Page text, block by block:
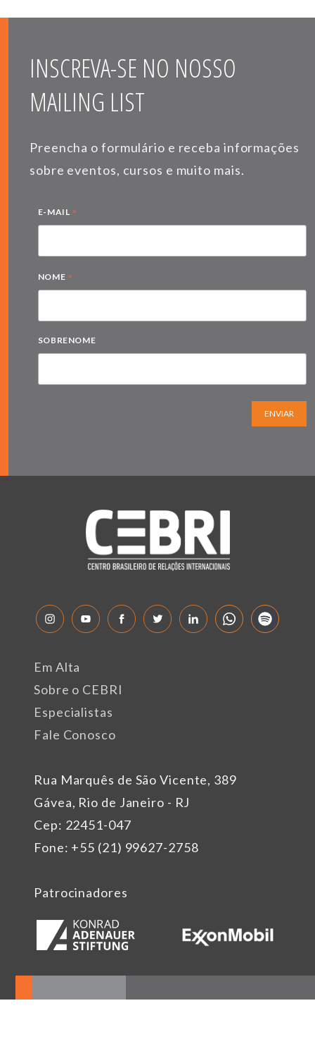
INSCREVA-SE NO NOSSO
MAILING LIST
Preencha o formulário e receba informações
sobre eventos, cursos e muito mais.
E-MAIL *
NOME *
SOBRENOME
ENVIAR
Rua Marquês de São Vicente, 389
Gávea, Rio de Janeiro - RJ
Cep: 22451-047
Fone: +55 (21) 99627-2758
Em Alta
Sobre o CEBRI
Especialistas
Fale Conosco
Patrocinadores